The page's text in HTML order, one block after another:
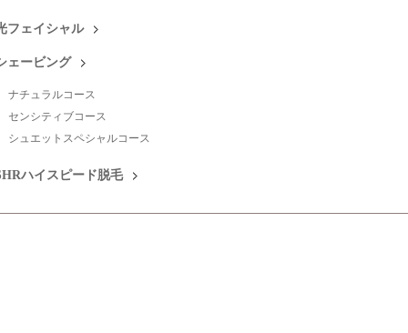
フェイシャル
ェービング
ナチュラルコース
センシティブコース
シュエットスペシャルコース
ハイスピード脱毛